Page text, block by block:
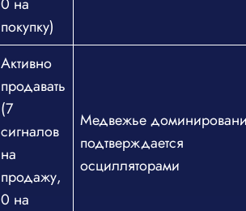
покупку)
Активно
продавать
(7
сигналов
на
продажу,
0 на
Медвежье
подтверждается
осцилляторами